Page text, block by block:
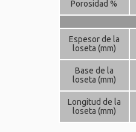
Porosidad %
Espesor de la
loseta (mm)
Base de la
loseta (mm)
Longitud de la
loseta (mm)